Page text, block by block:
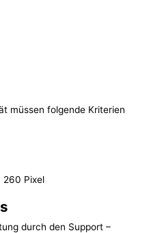
müssen folgende Kriterien
260 Pixel
durch den Support –